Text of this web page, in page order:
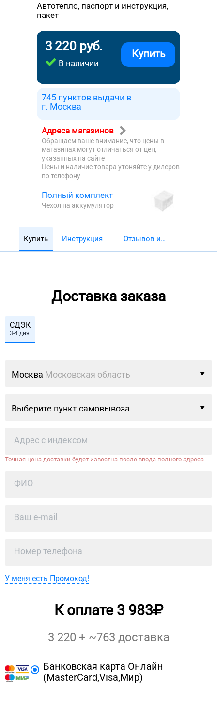
Автотепло, паспорт и инструкция,
пакет
3 220 руб.
В наличии
Купить
745 пунктов выдачи в
г. Москва
Адреса магазинов
Обращаем ваше внимание, что цены в
магазинах могут отличаться от цен,
указанных на сайте
Цены и наличие товара утоняйте у дилеров
по телефону
Полный комплект
Чехол на аккумулятор
Купить Инструкция
Отзывов и
Доставка заказа
СДЭК
3-4 дня
Москва Московская область
Выберите пункт самовывоза
Точная цена доставки будет известна после ввода полного адреса
У меня есть Промокод!
К оплате 3 983
3 220 + ~763 доставка
Банковская карта Онлайн
(MasterCard,Visa,Мир)